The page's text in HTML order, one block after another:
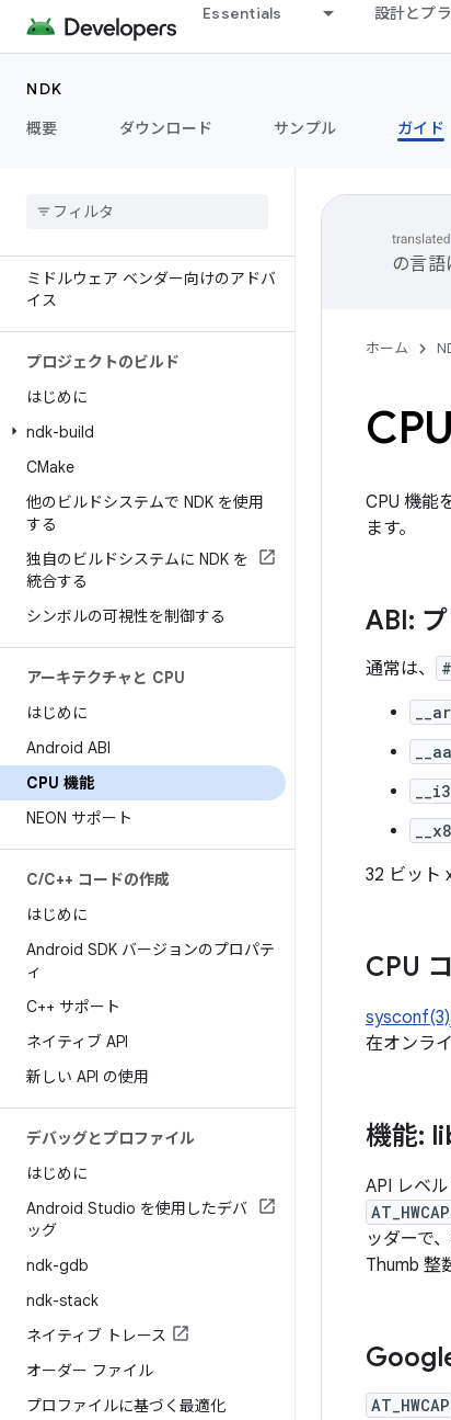
Essentials 設計とプ
NDK
概要
ダウンロード サンプル ガイド
使ってみる
JNI に関するヒント
ミドルウェア ベンダー向けのアドバ
イス
プロジェクトのビルド
はじめに
ndk-build
CMake
他のビルドシステムで NDK を使用
する
独自のビルドシステムに NDK を
統合する
シンボルの可視性を制御する
アーキテクチャと CPU
はじめに
Android ABI
CPU 機能
NEON サポート
C/C++ コードの作成
はじめに
Android SDK バージョンのプロパテ
ィ
C++ サポート
ネイティブ API
新しい API の使用
デバッグとプロファイル
はじめに
Android Studio を使用したデバ
ッグ
ndk-gdb
ndk-stack
ネイティブ トレース
オーダー ファイル
プロファイルに基づく最適化
の言語
ホーム
CPU 機能
ます。
ABI:
通常は、
32 ビット
CPU
sysconf(3)
在オンラ
機能:
API レベ
ッダーで
Thumb 整
AT_HWCAP